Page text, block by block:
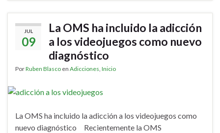
JUL
09
La OMS ha incluido la adicción
a los videojuegos como nuevo
diagnóstico
PorRuben Blasco en Adicciones, Inicio
La OMS ha incluido la adicción a los videojuegos como
nuevo diagnóstico Recientemente la OMS